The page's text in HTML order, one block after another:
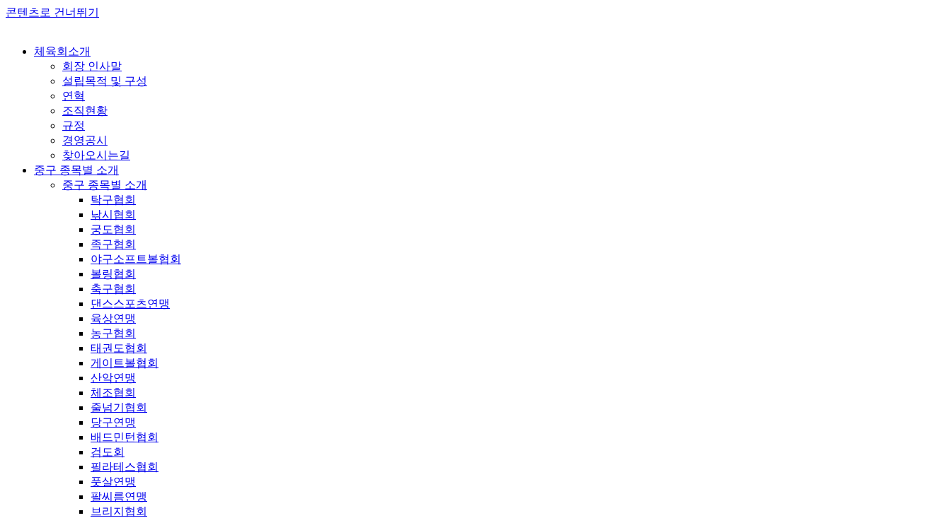
콘텐츠로 건너뛰기
체육회소개
회장 인사말
설립목적 및 구성
연혁
조직현황
규정
경영공시
찾아오시는길
중구 종목별 소개
중구 종목별 소개
탁구협회
낚시협회
궁도협회
족구협회
야구소프트볼협회
볼링협회
축구협회
댄스스포츠연맹
육상연맹
농구협회
태권도협회
게이트볼협회
산악연맹
체조협회
줄넘기협회
당구연맹
배드민턴협회
검도회
필라테스협회
풋살연맹
팔씨름연맹
브리지협회